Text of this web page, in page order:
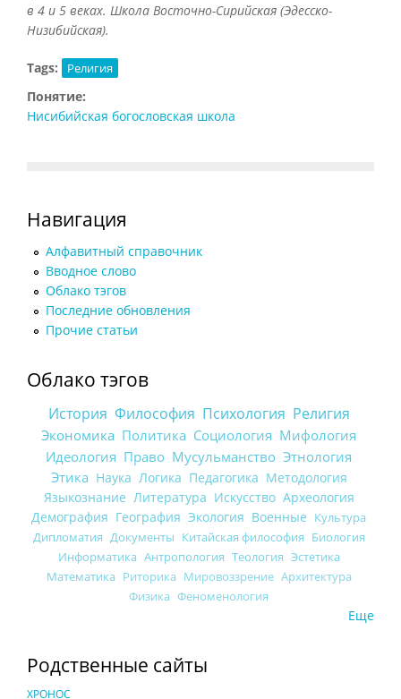
в 4 и 5 веках. Школа Восточно-Сирийская (Эдесско-
Низибийская).
Tags: Религия
Понятие:
Нисибийская богословская школа
Навигация
Алфавитный справочник
Вводное слово
Облако тэгов
Последние обновления
Прочие статьи
Облако тэгов
История Философия Психология Религия
Экономика Политика Социология Мифология
Идеология Право Мусульманство Этнология
Этика Наука Логика Педагогика Методология
Языкознание Литература Искусство Археология
Демография География Экология Военные Культура
Дипломатия Документы Китайская философия Биология
Информатика Антропология Теология Эстетика
Математика Риторика Мировоззрение Архитектура
Физика Феноменология
Еще
Родственные сайты
ХРОНОС